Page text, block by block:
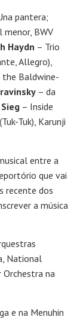
pantera;
BWV
Haydn – Trio
Allegro),
Baldwine-
– da
– Inside
Tuk), Karunji
entre a
que vai
recente dos
a música
National
Orchestra na
e na Menuhin